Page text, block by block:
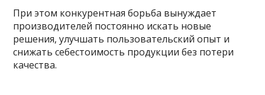
При этом конкурентная борьба вынуждает
производителей постоянно искать новые
решения, улучшать пользовательский опыт и
снижать себестоимость продукции без потери
качества.